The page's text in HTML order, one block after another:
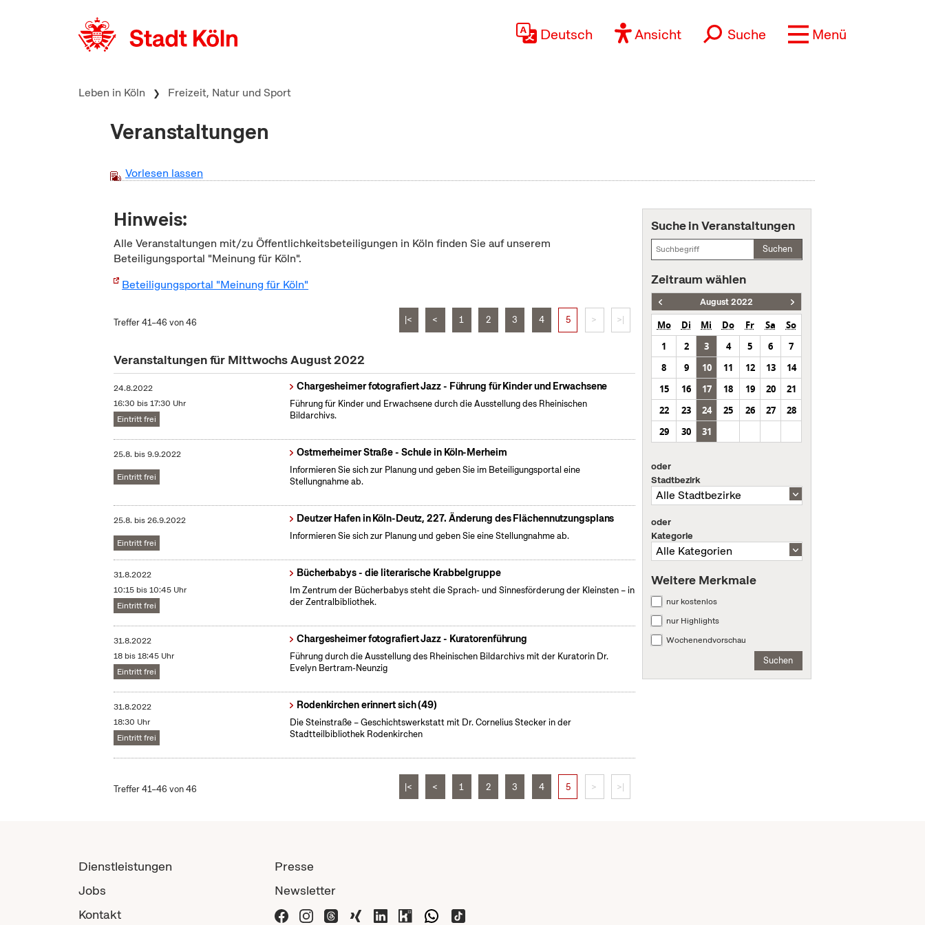
Deutsch Ansicht Suche Menü
Leben in Köln Freizeit, Natur und Sport
Veranstaltungen
Vorlesen lassen
Hinweis:
Alle Veranstaltungen mit/zu Öffentlichkeitsbeteiligungen in Köln finden Sie auf unserem
Beteiligungsportal "Meinung für Köln".
Beteiligungsportal "Meinung für Köln"
Treffer 41–46 von 46 |< < 1 2 3 4 5 > >|
Veranstaltungen für Mittwochs August 2022
24.8.2022
16:30 bis 17:30 Uhr
Eintritt frei
Chargesheimer fotografiert Jazz - Führung für Kinder und Erwachsene
Führung für Kinder und Erwachsene durch die Ausstellung des Rheinischen
Bildarchivs.
25.8. bis9.9.2022
Eintritt frei
Ostmerheimer Straße - Schule in Köln-Merheim
Informieren Sie sich zur Planung und geben Sie im Beteiligungsportal eine
Stellungnahme ab.
25.8. bis26.9.2022
Eintritt frei
Deutzer Hafen in Köln-Deutz, 227. Änderung des Flächennutzungsplans
Informieren Sie sich zur Planung und geben Sie eine Stellungnahme ab.
31.8.2022
10:15 bis 10:45 Uhr
Eintritt frei
Bücherbabys - die literarische Krabbelgruppe
Im Zentrum der Bücherbabys steht die Sprach- und Sinnesförderung der Kleinsten – in
der Zentralbibliothek.
31.8.2022
18 bis 18:45 Uhr
Eintritt frei
Chargesheimer fotografiert Jazz - Kuratorenführung
Führung durch die Ausstellung des Rheinischen Bildarchivs mit der Kuratorin Dr.
Evelyn Bertram-Neunzig
31.8.2022
18:30 Uhr
Eintritt frei
Rodenkirchen erinnert sich (49)
Die Steinstraße – Geschichtswerkstatt mit Dr. Cornelius Stecker in der
Stadtteilbibliothek Rodenkirchen
Treffer 41–46 von 46 |< < 1 2 3 4 5 > >|
Suche in Veranstaltungen
Suchen
Zeitraum wählen
August 2022
Mo Di Mi Do Fr Sa
So
1
2 3 4 5 6
7
8
9 10 11 12 13
14
15
16 17 18 19 20
21
22
23 24 25 26 27
28
29
30 31
oder
Stadtbezirk
oder
Kategorie
Weitere Merkmale
nur kostenlos
nur Highlights
Wochenendvorschau
Suchen
Dienstleistungen
Jobs
Kontakt
Presse
Newsletter